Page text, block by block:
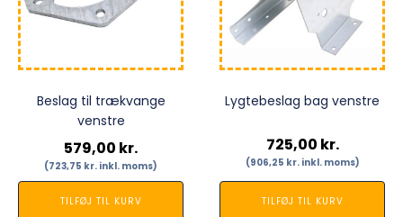
Beslag til trækvange
venstre
579,00 kr.
(723,75 kr. inkl. moms)
TILFØJ TIL KURV
Lygtebeslag bag venstre
725,00 kr.
(906,25 kr.inkl. moms)
TILFØJ TIL KURV